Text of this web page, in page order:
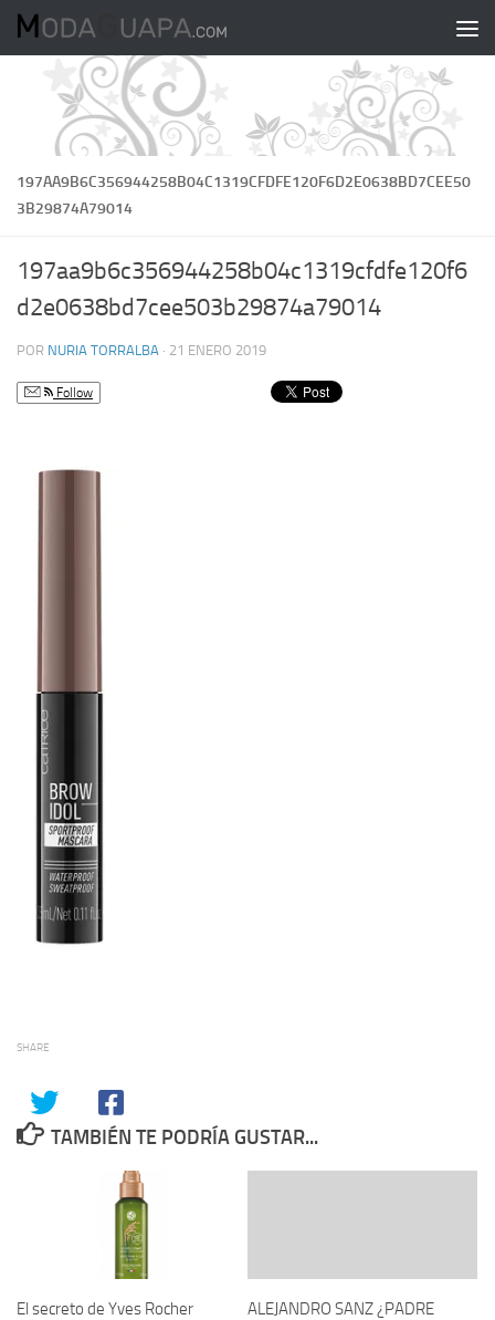
Saltar al contenido
197AA9B6C356944258B04C1319CFDFE120F6D2E0638BD7CEE50
3B29874A79014
197aa9b6c356944258b04c1319cfdfe120f6
d2e0638bd7cee503b29874a79014
POR NURIA TORRALBA · 21 ENERO 2019
Follow
SHARE
TAMBIÉN TE PODRÍA GUSTAR...
El secreto de Yves Rocher
ALEJANDRO SANZ ¿PADRE